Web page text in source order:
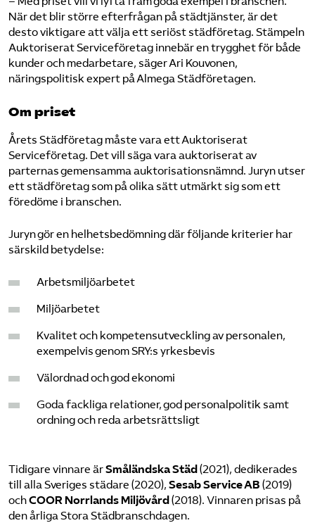
När det blir större efterfrågan på städtjänster, är det
desto viktigare att välja ett seriöst städföretag. Stämpeln
Auktoriserat Serviceföretag innebär en trygghet för både
kunder och medarbetare, säger Ari Kouvonen,
näringspolitisk expert på Almega Städföretagen.
Om priset
Årets Städföretag måste vara ett Auktoriserat
Serviceföretag. Det vill säga vara auktoriserat av
parternas gemensamma auktorisationsnämnd. Juryn utser
ett städföretag som på olika sätt utmärkt sig som ett
föredöme i branschen.
Juryn gör en helhetsbedömning där följande kriterier har
särskild betydelse:
Arbetsmiljöarbetet
Miljöarbetet
Kvalitet och kompetensutveckling av personalen,
exempelvis genom SRY:s yrkesbevis
Välordnad och god ekonomi
Goda fackliga relationer, god personalpolitik samt
ordning och reda arbetsrättsligt
Tidigare vinnare ärSmåländska Städ (2021), dedikerades
till alla Sveriges städare (2020), Sesab Service AB (2019)
ochCOOR Norrlands Miljövård (2018). Vinnaren prisas på
den årliga Stora Städbranschdagen.